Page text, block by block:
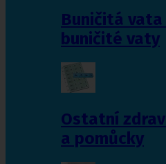
Buničitá vata
buničité vaty
Ostatní
a pomůcky